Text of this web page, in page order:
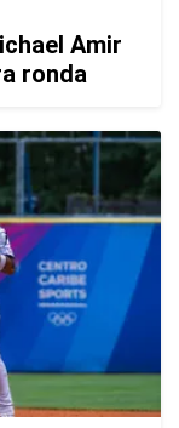
Amir
ronda